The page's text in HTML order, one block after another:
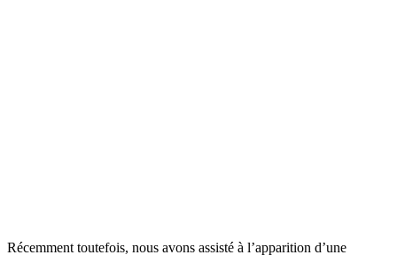
Récemment toutefois, nous avons assisté à l’apparition d’une